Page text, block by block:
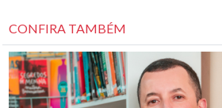
CONFIRA TAMBÉM